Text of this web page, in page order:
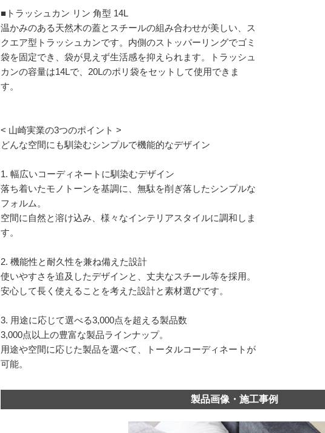
■トラッシュカン リン 角型 14L
温かみのある天然木の蓋とスチールの組み合わせが美しい、ス
クエア型トラッシュカンです。内側のストッパーリングでゴミ
袋を固定でき、袋が見えず生活感を抑えられます。トラッシュ
カンの容量は14Lで、20Lのポリ袋をセットして使用できま
す。
< 山崎実業の3つのポイント >
どんな空間にも馴染むシンプルで機能的なデザイン
1. 幅広いコーディネートに馴染むデザイン
落ち着いたモノトーンを基調に、無駄を削ぎ落したシンプルな
フォルム。
空間に自然と溶け込み、様々なインテリアスタイルに調和しま
す。
2. 機能性と耐久性を兼ね備えた設計
使いやすさを追及したデザインと、丈夫なスチール等を採用。
安心して長く使えることを考えた設計と素材選びです。
3. 用途に応じて選べる3,000点を超える製品数
3,000点以上の豊富な製品ラインナップ。
用途や空間に応じた製品を選べて、トータルコーディネートが
可能。
製品画像・施工事例